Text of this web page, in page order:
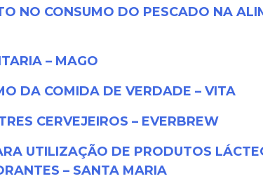
NO CONSUMO DO PESCADO NA
– MAGO
DA COMIDA DE VERDADE – VITA
CERVEJEIROS – EVERBREW
UTILIZAÇÃO DE PRODUTOS
– SANTA MARIA